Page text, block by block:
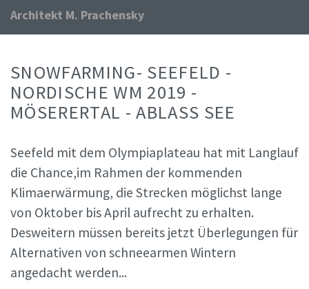
Architekt M. Prachensky
SNOWFARMING- SEEFELD -
NORDISCHE WM 2019 -
MÖSERERTAL - ABLASS SEE
Seefeld mit dem Olympiaplateau hat mit Langlauf
die Chance,im Rahmen der kommenden
Klimaerwärmung, die Strecken möglichst lange
von Oktober bis April aufrecht zu erhalten.
Desweitern müssen bereits jetzt Überlegungen für
Alternativen von schneearmen Wintern
angedacht werden...